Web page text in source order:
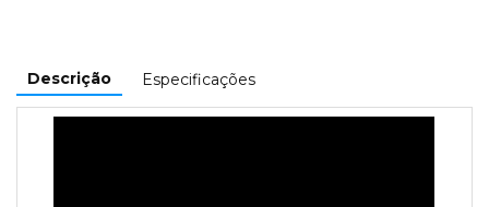
Descrição Especificações